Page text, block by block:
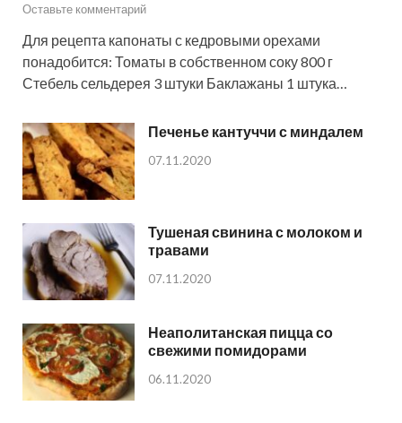
Оставьте комментарий
Для рецепта капонаты с кедровыми орехами
понадобится: Томаты в собственном соку 800 г
Стебель сельдерея 3 штуки Баклажаны 1 штука…
Печенье кантуччи с миндалем
07.11.2020
Тушеная свинина с молоком и
травами
07.11.2020
Неаполитанская пицца со
свежими помидорами
06.11.2020